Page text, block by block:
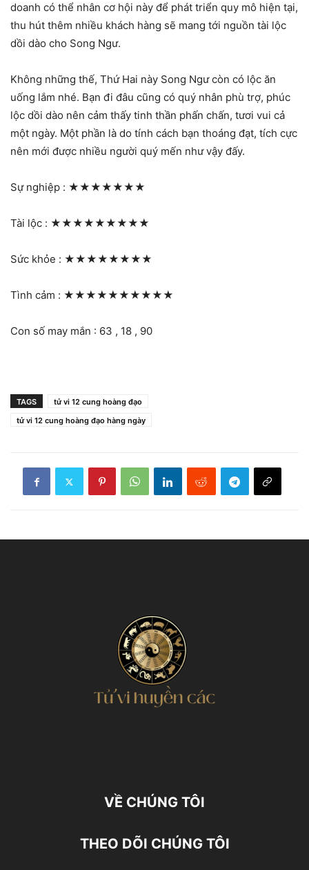
doanh có thể nhân cơ hội này để phát triển quy mô hiện tại,
thu hút thêm nhiều khách hàng sẽ mang tới nguồn tài lộc
dồi dào cho Song Ngư.
Không những thế, Thứ Hai này Song Ngư còn có lộc ăn
uống lắm nhé. Bạn đi đâu cũng có quý nhân phù trợ, phúc
lộc dồi dào nên cảm thấy tinh thần phấn chấn, tươi vui cả
một ngày. Một phần là do tính cách bạn thoáng đạt, tích cực
nên mới được nhiều người quý mến như vậy đấy.
Sự nghiệp : ★★★★★★★
Tài lộc : ★★★★★★★★★
Sức khỏe : ★★★★★★★★
Tình cảm : ★★★★★★★★★★
Con số may mắn : 63 , 18 , 90
TAGS
tử vi 12 cung hoàng đạo
tử vi 12 cung hoàng đạo hàng ngày
VỀ CHÚNG TÔI
THEO DÕI CHÚNG TÔI